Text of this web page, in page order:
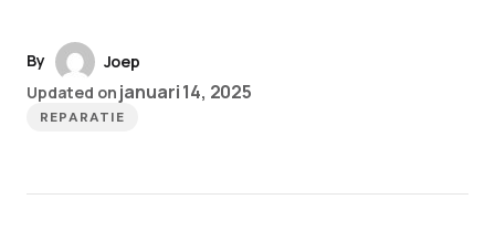
By
Joep
Updated on januari 14, 2025
REPARATIE